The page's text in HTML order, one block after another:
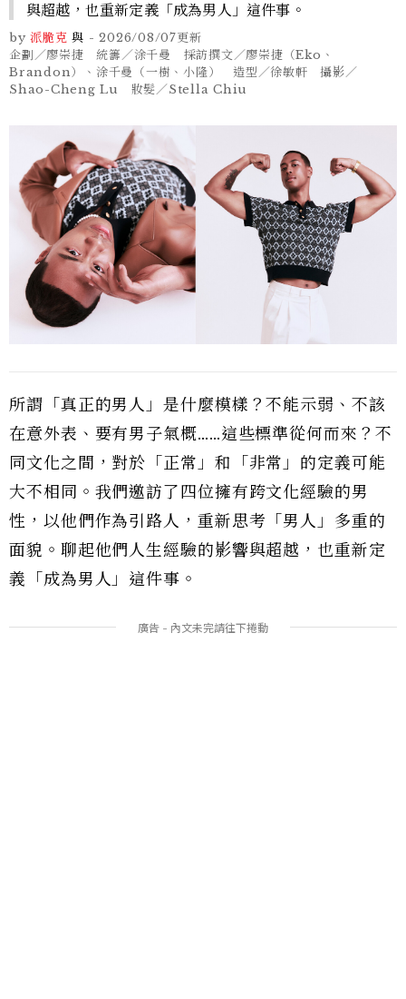
與超越，也重新定義「成為男人」這件事。
by 派脆克 與 -2026/08/07更新
企劃／廖崇捷 統籌／涂千曼 採訪撰文／廖崇捷（Eko、
Brandon）、涂千曼（一樹、小隆） 造型／徐敏軒 攝影／
Shao-Cheng Lu 妝髮／Stella Chiu
所謂「真正的男人」是什麼模樣？不能示弱、不該
在意外表、要有男子氣概……這些標準從何而來？不
同文化之間，對於「正常」和「非常」的定義可能
大不相同。我們邀訪了四位擁有跨文化經驗的男
性，以他們作為引路人，重新思考「男人」多重的
面貌。聊起他們人生經驗的影響與超越，也重新定
義「成為男人」這件事。